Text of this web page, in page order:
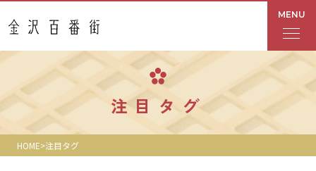
MENU
フロアガイド
あんと
Rinto
注目タグ
HOME 注目タグ